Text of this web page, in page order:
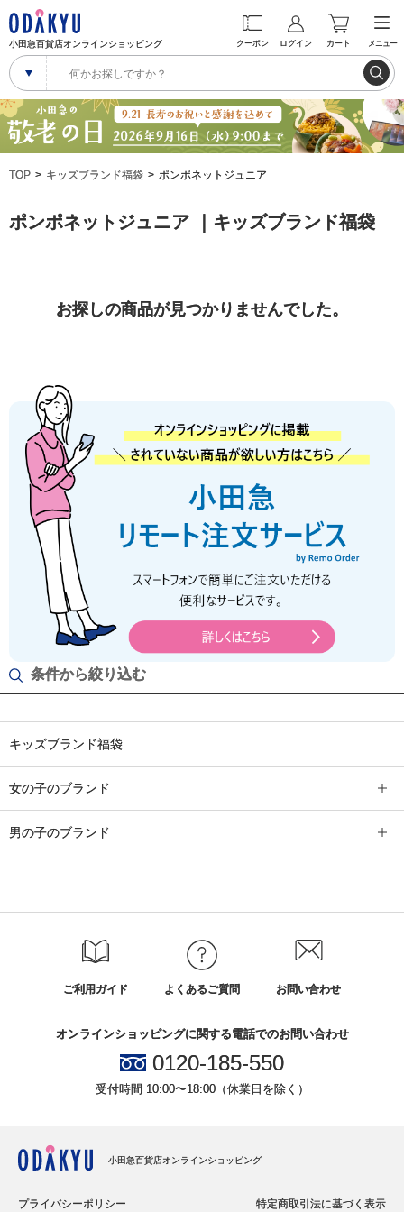
小田急百貨店オンラインショッピング クーポン ログイン カート メニュー
TOP キッズブランド福袋 ポンポネットジュニア
条件から絞り込む
キッズブランド福袋
女の子のブランド
男の子のブランド
ポンポネットジュニア ｜キッズブランド福袋
お探しの商品が見つかりませんでした。
ご利用ガイド よくあるご質問 お問い合わせ
オンラインショッピングに関する電話でのお問い合わせ
0120-185-550
受付時間 10:00〜18:00（休業日を除く）
小田急百貨店オンラインショッピング
プライバシーポリシー 特定商取引法に基づく表示